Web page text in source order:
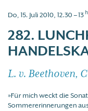
Do, 15. Juli 2010, 12.30 – 13 h
282.
L. v. Beethoven,
»Für mich weckt die
Sommererinnerungen